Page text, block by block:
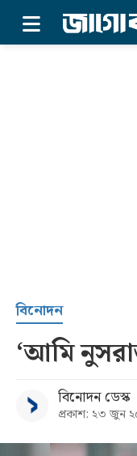
সর্বশেষ
সব
বিনোদন
‘আমি
বিনোদন ডেস্ক
প্রকাশ: ২৩ জুন